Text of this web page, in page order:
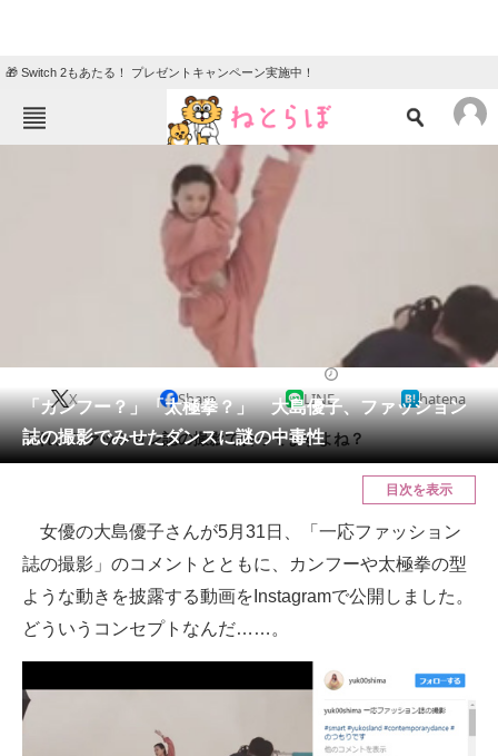
🎁 Switch 2もあたる！ プレゼントキャンペーン実施中！
ニュース
クイズ
地域
教育・育児
リサーチ
会員記事
メディア
ITの今と未来を見通す
スマホと通信の最新トレンド
進化するPCとデバイスの未来
好きが集まる 比べて選べる
ビジネスと働き方のヒント
「カンフー？」「太極拳？」 大島優子、ファッション
誌の撮影でみせたダンスに謎の中毒性
X Share LINE hatena
これ、ファッション誌の撮影で合ってますよね？
目次を表示
女優の大島優子さんが5月31日、「一応ファッション
誌の撮影」のコメントとともに、カンフーや太極拳の型
ような動きを披露する動画をInstagramで公開しました。
どういうコンセプトなんだ……。